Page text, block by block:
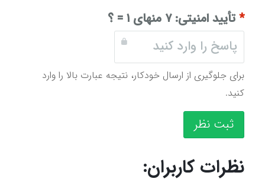
*تأیید امنیتی:۷ منهای ۱ = ؟
برای جلوگیری از ارسال خودکار، نتیجه عبارت بالا را وارد
کنید.
ثبت نظر
نظرات کاربران: